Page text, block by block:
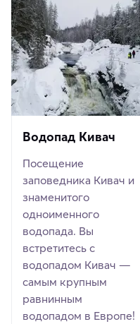
Водопад Кивач
Посещение
заповедника Кивач и
знаменитого
одноименного
водопада. Вы
встретитесь с
водопадом Кивач —
самым крупным
равнинным
водопадом в Европе!